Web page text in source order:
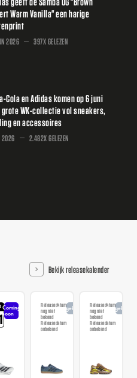
Warm Vanilla" een harige
2026 397X GELEZEN
Cola en Adidas komen op 6 juni
grote WK-collectie vol sneakers,
en accessoires
2026 2.482X GELEZEN
Bekijk releasekalender
Coming
soon
Releasedatum
nog niet
bekend
Releasedatum
onbekend
AangekondigdReleasedatum
nog niet
bekend
Releasedatum
onbekend